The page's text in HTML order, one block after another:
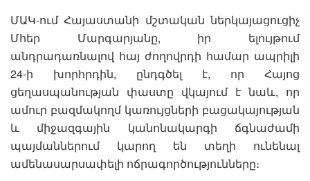
ՄԱԿ-ում Հայաստանի մշտական ներկայացուցիչ
Մհեր Մարգարյանը, իր ելույթում
անդրադառնալով հայ ժողովրդի համար ապրիլի
24-ի խորհրդին, ընդգծել է, որ Հայոց
ցեղասպանության փաստը վկայում է նաև, որ
ամուր բազմակողմ կառույցների բացակայության
և միջազգային կանոնակարգի ճգնաժամի
պայմաններում կարող են տեղի ունենալ
ամենասարսափելի ոճրագործությունները։